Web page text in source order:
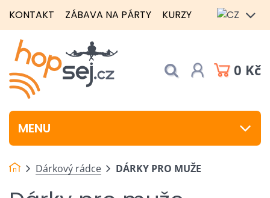
KONTAKT ZÁBAVA NA PÁRTY KURZY
0 Kč
MENU
Dárkový rádce DÁRKY PRO MUŽE